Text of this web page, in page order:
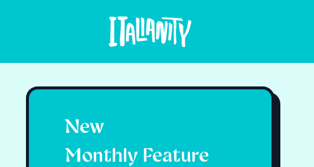
New
Monthly Feature